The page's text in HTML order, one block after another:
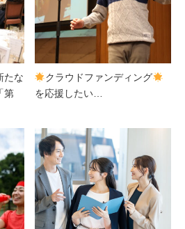
たな
第
クラウドファンディング
を応援したい…